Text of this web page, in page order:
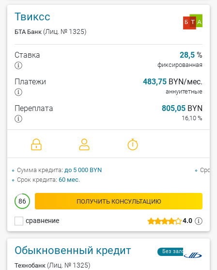
Твиксс
БТА Банк (Лиц. № 1325)
4.0
сравнение
Ставка 28,5 %
фиксированная
Платежи 483,75 BYN/мес.
аннуитетные
Переплата 805,05 BYN
16,10 %
86 ПОЛУЧИТЬ КОНСУЛЬТАЦИЮ
Сумма кредита до 5 000 BYN
Срок кредита 60 мес.
Срок
Обыкновенный кредит Без залога
Технобанк (Лиц. № 1325)